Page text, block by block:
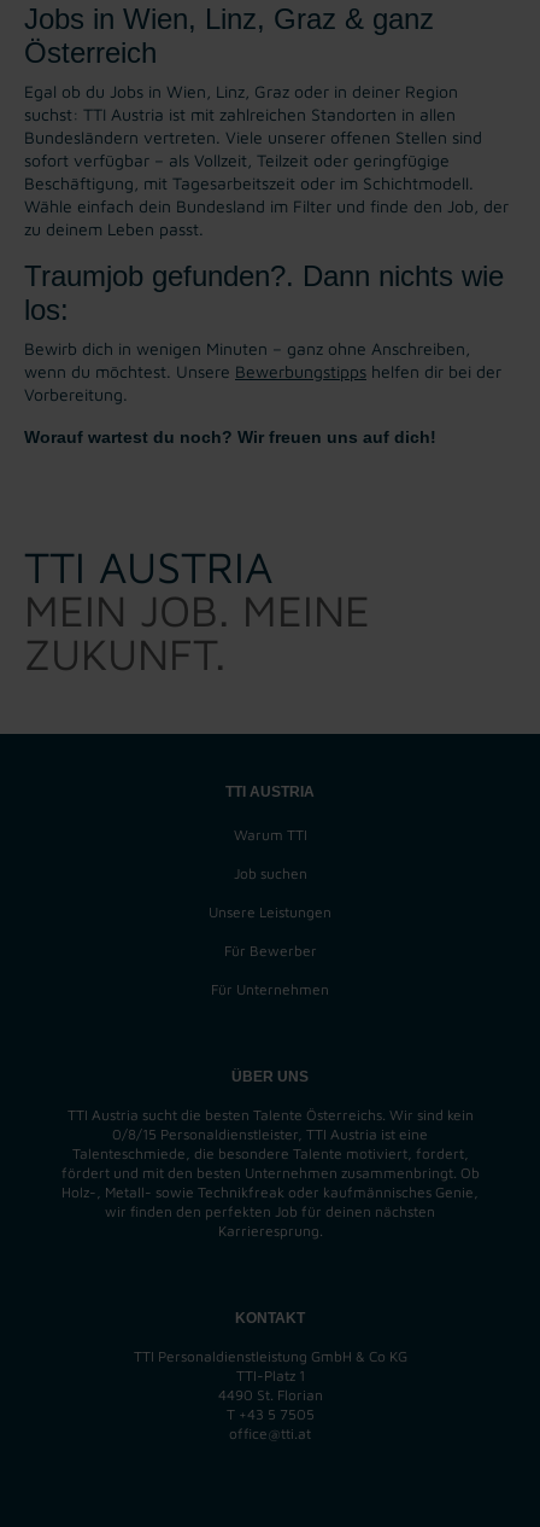
Jobs in Wien, Linz, Graz & ganz
Österreich
Egal ob du Jobs in Wien, Linz, Graz oder in deiner Region
suchst: TTI Austria ist mit zahlreichen Standorten in allen
Bundesländern vertreten. Viele unserer offenen Stellen sind
sofort verfügbar – als Vollzeit, Teilzeit oder geringfügige
Beschäftigung, mit Tagesarbeitszeit oder im Schichtmodell.
Wähle einfach dein Bundesland im Filter und finde den Job, der
zu deinem Leben passt.
Traumjob gefunden?. Dann nichts wie
los:
Bewirb dich in wenigen Minuten – ganz ohne Anschreiben,
wenn du möchtest. Unsere Bewerbungstipps helfen dir bei der
Vorbereitung.
Worauf wartest du noch? Wir freuen uns auf dich!
TTI AUSTRIA
MEIN JOB. MEINE
ZUKUNFT.
TTI AUSTRIA
Warum TTI
Job suchen
Unsere Leistungen
Für Bewerber
Für Unternehmen
ÜBER UNS
TTI Austria sucht die besten Talente Österreichs. Wir sind kein
0/8/15 Personaldienstleister, TTI Austria ist eine
Talenteschmiede, die besondere Talente motiviert, fordert,
fördert und mit den besten Unternehmen zusammenbringt. Ob
Holz-, Metall- sowie Technikfreak oder kaufmännisches Genie,
wir finden den perfekten Job für deinen nächsten
Karrieresprung.
KONTAKT
TTI Personaldienstleistung GmbH & Co KG
TTI-Platz 1
4490 St. Florian
T +43 5 7505
office@tti.at